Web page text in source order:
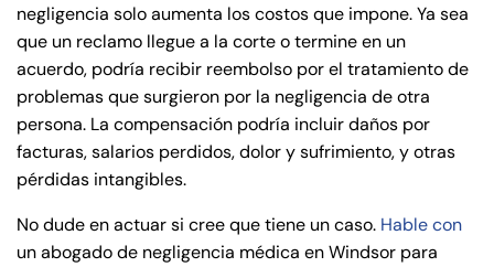
negligencia solo aumenta los costos que impone. Ya sea
que un reclamo llegue a la corte o termine en un
acuerdo, podría recibir reembolso por el tratamiento de
problemas que surgieron por la negligencia de otra
persona. La compensación podría incluir daños por
facturas, salarios perdidos, dolor y sufrimiento, y otras
pérdidas intangibles.
No dude en actuar si cree que tiene un caso. Hable con
un abogado de negligencia médica en Windsor para